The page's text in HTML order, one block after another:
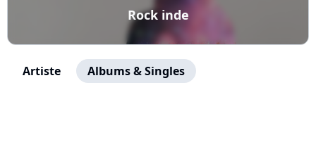
Rock inde
Artiste Albums & Singles